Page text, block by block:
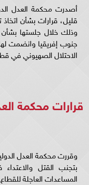
أصدرت محكمة العدل
قليل، قرارات بشأن اتخاذ
وذلك خلال جلستها
جنوب إفريقيا وانضمت
الاحتلال الصهيوني في
قرارات محكمة
وقررت محكمة العدل
بتجنب القتل
المساعدات العاجلة